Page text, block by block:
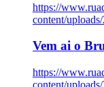
https://
content/
Vem ai o
https://